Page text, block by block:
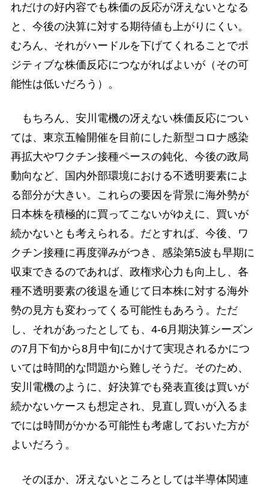
れだけの好内容でも株価の反応が冴えないとなる
と、今後の決算に対する期待値も上がりにくい。
むろん、それがハードルを下げてくれることでポ
ジティブな株価反応につながればよいが（その可
能性は低いだろう）。
もちろん、安川電機の冴えない株価反応につい
ては、東京五輪開催を目前にした新型コロナ感染
再拡大やワクチン接種ペースの鈍化、今後の政局
動向など、国内外部環境における不透明要素によ
る部分が大きい。これらの要因を背景に海外勢が
日本株を積極的に買ってこないがゆえに、買いが
続かないとも考えられる。だとすれば、今後、ワ
クチン接種に再度弾みがつき、感染第5波も早期に
収束できるのであれば、政権求心力も向上し、各
種不透明要素の後退を通じて日本株に対する海外
勢の見方も変わってくる可能性もあろう。ただ
し、それがあったとしても、4-6月期決算シーズン
の7月下旬から8月中旬にかけて実現されるかにつ
いては時間的な問題から難しそうだ。そのため、
安川電機のように、好決算でも発表直後は買いが
続かないケースも想定され、見直し買いが入るま
でには時間がかかる可能性も考慮しておいた方が
よいだろう。
そのほか、冴えないところとしては半導体関連